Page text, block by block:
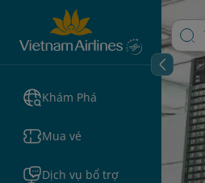
Khám Phá
Mua vé
Dịch vụ bổ trợ